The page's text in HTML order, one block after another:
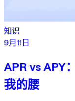
知识
9月11日
APR vs APY
我的腰